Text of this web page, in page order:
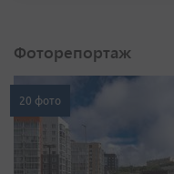
Фоторепортаж
20 фото